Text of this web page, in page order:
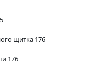
щитка 176
176